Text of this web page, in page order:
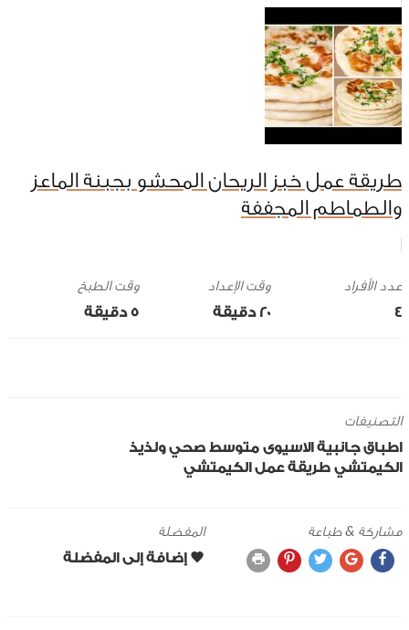
طريقة عمل خبز الريحان المحشو بجبنة الماعز
والطماطم المجففة
4
وقت الإعداد
20 ‎دقيقة
وقت الطبخ
5 ‎دقيقة
التصنيفات
اطباق جانبية الاسيوى متوسط صحي ولذيذ
الكيمتشي طريقة عمل الكيمتشي
مشاركة & طباعة المفضلة